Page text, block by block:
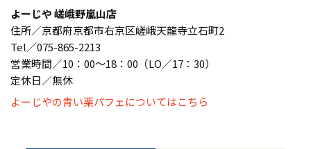
よーじや 嵯峨野嵐山店
住所／京都府京都市右京区嵯峨天龍寺立石町2
Tel／075-865-2213
営業時間／10：00〜18：00（LO／17：30）
定休日／無休
よーじやの青い栗パフェについてはこちら